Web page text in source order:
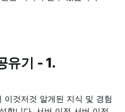
유기 - 1.
이것저것 알게된 지식 및 경험